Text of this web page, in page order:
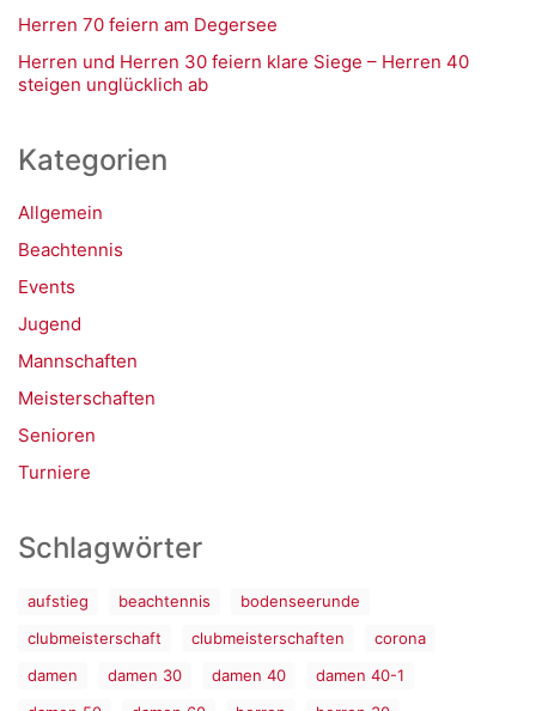
Herren 70 feiern am Degersee
Herren und Herren 30 feiern klare Siege – Herren 40
steigen unglücklich ab
Kategorien
Allgemein
Beachtennis
Events
Jugend
Mannschaften
Meisterschaften
Senioren
Turniere
Schlagwörter
aufstieg beachtennis
bodenseerunde
clubmeisterschaft
clubmeisterschaften
corona
damen
damen 30 damen 40
damen 40-1